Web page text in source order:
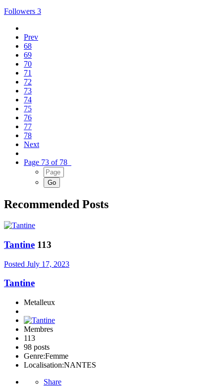
Followers 3
Prev
68
69
70
71
72
73
74
75
76
77
78
Next
Page 73 of 78
Recommended Posts
Tantine 113
Posted July 17, 2023
Tantine
Metalleux
Membres
113
98 posts
Genre:Femme
Localisation:NANTES
Share